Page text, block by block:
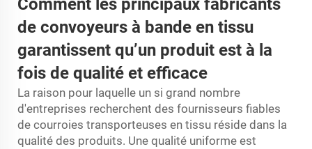
Comment les principaux fabricants
de convoyeurs à bande en tissu
garantissent qu’un produit est à la
fois de qualité et efficace
La raison pour laquelle un si grand nombre
d'entreprises recherchent des fournisseurs fiables
de courroies transporteuses en tissu réside dans la
qualité des produits. Une qualité uniforme est